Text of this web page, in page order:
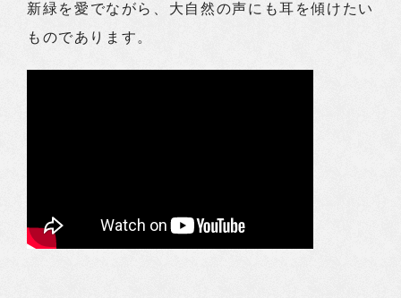
新緑を愛でながら、大自然の声にも耳を傾けたい
ものであります。